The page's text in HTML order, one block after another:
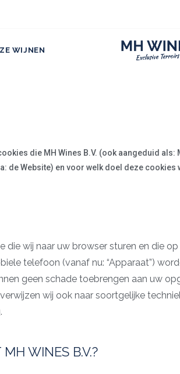
WIJNEN
die MH Wines B.V. (ook aangeduid als:
de Website) en voor welk doel deze cookies
die wij naar uw browser sturen en die
telefoon (vanaf nu: “Apparaat”)
geen schade toebrengen aan uw
wij ook naar soortgelijke
WINES B.V.?